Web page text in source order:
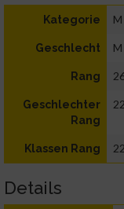
Kategorie M
Geschlecht M
Rang
Geschlechter
Rang
Klassen Rang
Details